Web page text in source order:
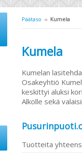
Päätaso ›› Kumela
Kumela
Kumelan
Osakeyhtiö
keskittyi aluksi
Alkolle sekä
Tuotteita